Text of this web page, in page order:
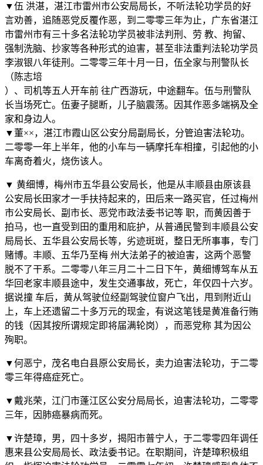
▼伍 洪湛，湛江市雷州市公安局局长，不听法轮功学员的好
言劝善，追随恶党反覆作恶，到二零零三年为止，广东省湛江
市雷州市有三十多名法轮功学员被非法判刑、劳 教、拘留、
强制洗脑、抄家等各种形式的迫害，甚至非法重判法轮功学员
李淑银八年徒刑。二零零三年十月一日，伍全家与刑警队长
（陈志培
）、司机等五人开车前 往广西游玩，中途翻车。伍与刑警队
长当场死亡。伍妻子腿断，儿子脑震荡。因其作恶多端祸及全
家和身边人。
▼董××，湛江市霞山区公安分局副局长，分管迫害法轮功。
二零零一年上半年，他的小车与一辆摩托车相撞，引起他的小
车离奇着火，烧伤该人。
▼ 黄细博，梅州市五华县公安局长，他是从丰顺县由原该县
公安局长田家才一手扶持起来的，田后来一路买官，任过梅州
市公安局长、副市长、恶党市政法委书记等 职，而黄因善于
拍马，也一直受到田的重用和庇护，从普通民警到丰顺县公安
局局长、五华县公安局长等，劣迹斑斑，整日无所事事，专门
赌博。丰顺、五华乃至梅 州大法弟子的被迫害，这两个恶警
脱不了干系。二零零八年三月二十二日下午，黄细博驾车从五
华回老家丰顺县途中，发生交通事故，死亡，年仅四十六岁。
据说撞 车后，黄从驾驶位经副驾驶位窗户飞出，甩到附近山
上，车上还遗留二十多万元的现金，有说这笔钱是黄准备行贿
的钱（因其按所谓规定即将届满轮岗），而恶党称 其为因公
殉职。
▼何恶宁，茂名电白县原公安局长，卖力迫害法轮功，于二零
零三年得癌症死亡。
▼戴兆荣，江门市蓬江区公安分局局长，迫害法轮功，二零零
三年，因肺癌暴病而死。
▼许楚璋，男，四十多岁，揭阳市普宁人，于二零零四年调任
惠来县公安局局长、政法委书记。在职期间，许楚璋积极组